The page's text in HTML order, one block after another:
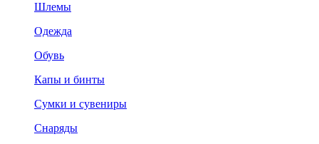
Шлемы
Одежда
Обувь
Капы и бинты
Сумки и сувениры
Снаряды